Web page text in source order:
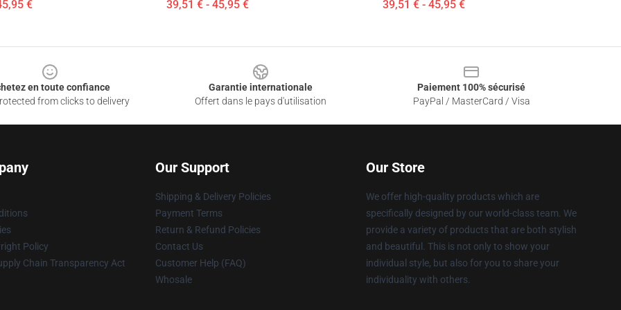
€ 39,51 € - 45,95 € 39,51 € - 45,95 €
en toute confiance
from clicks to delivery
Garantie internationale
Offert dans le pays d'utilisation
Paiement 100% sécurisé
PayPal / MasterCard / Visa
Policy
Chain Transparency Act
Our Support
Shipping & Delivery Policies
Payment Terms
Return & Refund Policies
Contact Us
Customer Help (FAQ)
Whosale
Our Store
We offer high-quality products which are
specifically designed by our world-class team. We
provide a variety of products that are both stylish
and beautiful. This is not only to show your
individual style, but also for you to share your
individuality with others.